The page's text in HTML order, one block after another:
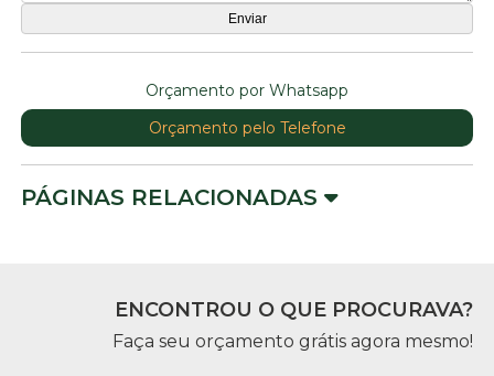
Orçamento por Whatsapp
Orçamento pelo Telefone
PÁGINAS RELACIONADAS
ENCONTROU O QUE PROCURAVA?
Faça seu orçamento grátis agora mesmo!